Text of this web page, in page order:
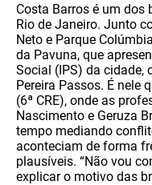
Costa Barros é um dos
Rio de Janeiro. Junto
Neto e Parque
da Pavuna, que
Social (IPS) da cidade,
Pereira Passos. É nele
(6ª CRE), onde as
Nascimento e Geruza
tempo mediando
aconteciam de forma
plausíveis. “Não vou
explicar o motivo das